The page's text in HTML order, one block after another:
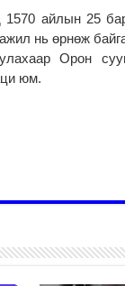
1570 айлын 25
нь өрнөж
Орон
юм.